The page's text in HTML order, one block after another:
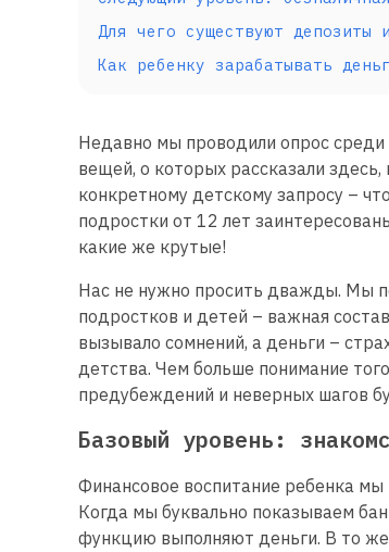
Для чего существуют депозиты
Как ребенку зарабатывать
Недавно мы проводили опрос среди
вещей, о которых рассказали
конкретному детскому запросу –
подростки от 12 лет
какие же крутые!
Нас не нужно просить дважды. Мы
подростков и детей – важная
вызывало сомнений, а деньги –
детства. Чем больше понимание
предубеждений и неверных шагов
Базовый уровень:
Финансовое воспитание ребенка мы
Когда мы буквально показываем
функцию выполняют деньги. В то